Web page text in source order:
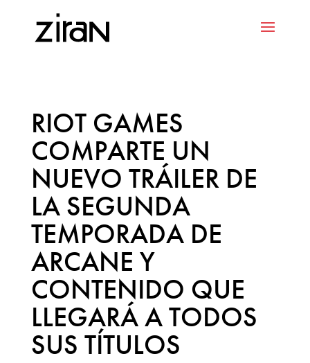
RIOT GAMES
COMPARTE UN
NUEVO TRÁILER DE
LA SEGUNDA
TEMPORADA DE
ARCANE Y
CONTENIDO QUE
LLEGARÁ A TODOS
SUS TÍTULOS